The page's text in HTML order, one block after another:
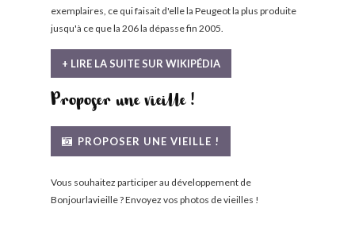
exemplaires, ce qui faisait d'elle la Peugeot la plus produite
jusqu'à ce que la 206 la dépasse fin 2005.
+ LIRE LA SUITE SUR WIKIPÉDIA
Proposer une vieille !
PROPOSER UNE VIEILLE !
Vous souhaitez participer au développement de
Bonjourlavieille ? Envoyez vos photos de vieilles !